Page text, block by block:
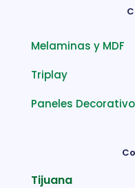
Melaminas y MDF
Triplay
Paneles
Tijuana